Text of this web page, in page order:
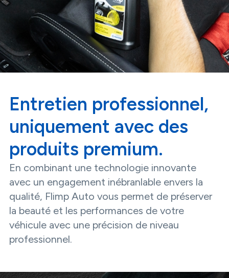
Entretien professionnel,
uniquement avec des
produits premium.
En combinant une technologie innovante
avec un engagement inébranlable envers la
qualité, Flimp Auto vous permet de préserver
la beauté et les performances de votre
véhicule avec une précision de niveau
professionnel.